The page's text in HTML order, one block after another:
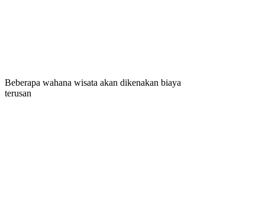
Beberapa wahana wisata akan dikenakan biaya
terusan